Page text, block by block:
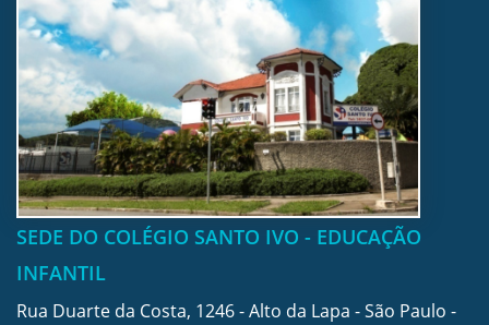
SEDE DO COLÉGIO SANTO IVO - EDUCAÇÃO
INFANTIL
Rua Duarte da Costa, 1246 - Alto da Lapa - São Paulo -